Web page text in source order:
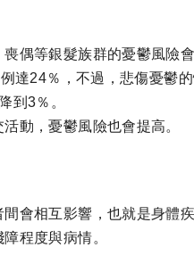
偶等銀髮族群的憂鬱風險
達24％，不過，悲傷憂鬱
到3％。
動，憂鬱風險也會提高。
會相互影響，也就是身體
程度與病情。